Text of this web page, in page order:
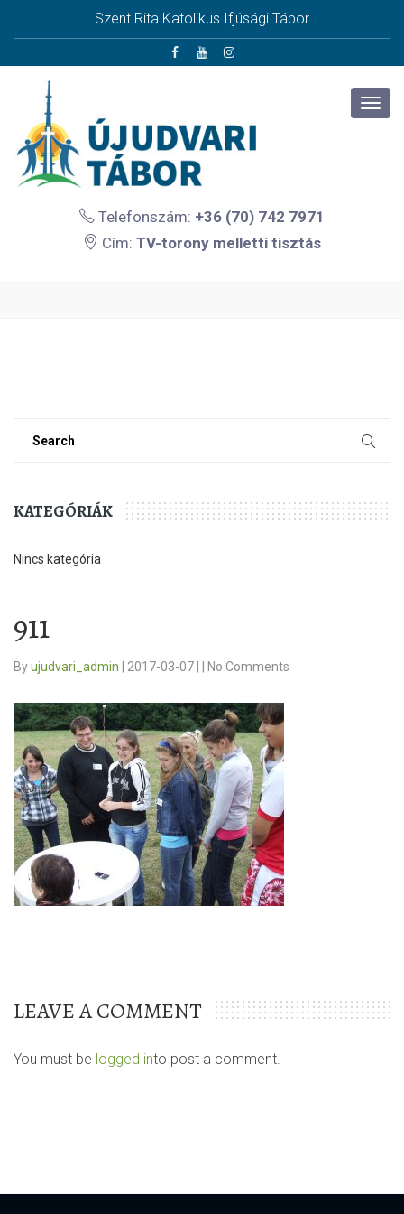
Szent Rita Katolikus Ifjúsági Tábor
Telefonszám: +36 (70) 742 7971
Cím: TV-torony melletti tisztás
KATEGÓRIÁK
Nincs kategória
911
Byujudvari_admin 2017-03-07 No Comments
LEAVE A COMMENT
You must be logged into post a comment.